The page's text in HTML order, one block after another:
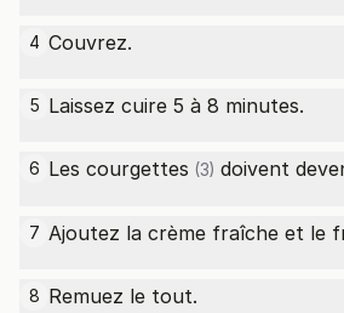
4 Couvrez.
5 Laissez cuire 5 à 8 minutes.
6 Les courgettes (3) doivent
7 Ajoutez la crème fraîche et le
8 Remuez le tout.